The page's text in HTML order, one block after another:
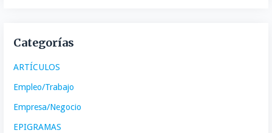
Categorías
ARTÍCULOS
Empleo/Trabajo
Empresa/Negocio
EPIGRAMAS